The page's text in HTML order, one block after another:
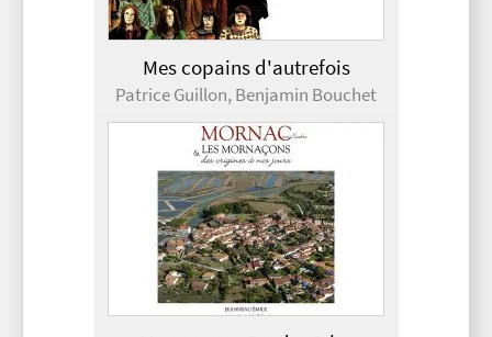
Mes copains d'autrefois
Patrice Guillon, Benjamin Bouchet